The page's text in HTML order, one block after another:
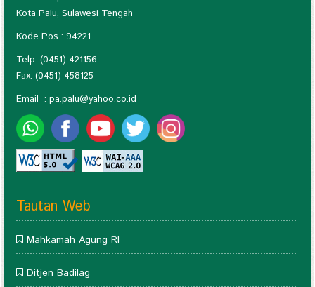
Kota Palu, Sulawesi Tengah
Kode Pos : 94221
Telp: (0451) 421156
Fax: (0451) 458125
Email : pa.palu@yahoo.co.id
Tautan Web
Mahkamah Agung RI
Ditjen Badilag